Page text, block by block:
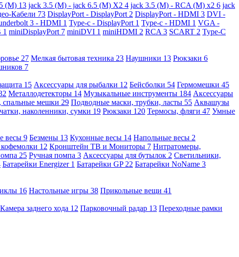
(M) 13 jack 3.5 (M) - jack 6.5 (M) X2 4 jack 3.5 (M) - RCA (M) x2 6 jack
Кабели 73 DisplayPort - DisplayPort 2 DisplayPort - HDMI 3 DVI -
3 - HDMI 1 Type-c - DisplayPort 1 Type-c - HDMI 1 VGA -
1 miniDisplayPort 7 miniDVI 1 miniHDMI 2 RCA 3 SCART 2 Type-C
27 Мелкая бытовая техника 23 Наушники 13 Рюкзаки 6
7
15 Аксессуары для рыбалки 12 Бейсболки 54 Гермомешки 45
Металлодетекторы 14 Музыкальные инструменты 184 Аксессуары
спальные мешки 29 Подводные маски, трубки, ласты 55 Аквашузы
наколенники, сумки 19 Рюкзаки 120 Термосы, фляги 47 Умные
весы 9 Безмены 13 Кухонные весы 14 Напольные весы 2
12 Кронштейн ТВ и Мониторы 7 Нитратомеры,
25 Ручная помпа 3 Аксессуары для бутылок 2 Светильники,
Батарейки Energizer 1 Батарейки GP 22 Батарейки NoName 3
16 Настольные игры 38 Прикольные вещи 41
Камера заднего хода 12 Парковочный радар 13 Переходные рамки